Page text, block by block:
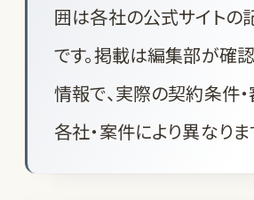
囲は各社の公式サイトの
です。掲載は編集部が確
情報で、実際の契約条件
各社・案件により異なりま